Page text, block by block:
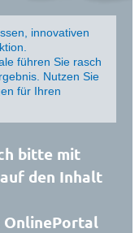
innovativen
führen Sie rasch
Nutzen Sie
für Ihren
bitte mit
den Inhalt
OnlinePortal